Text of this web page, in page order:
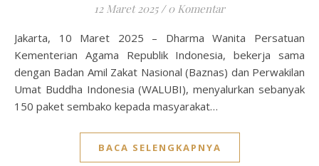
12 Maret 2025 / 0 Komentar
Jakarta, 10 Maret 2025 – Dharma Wanita Persatuan
Kementerian Agama Republik Indonesia, bekerja sama
dengan Badan Amil Zakat Nasional (Baznas) dan Perwakilan
Umat Buddha Indonesia (WALUBI), menyalurkan sebanyak
150 paket sembako kepada masyarakat…
BACA SELENGKAPNYA